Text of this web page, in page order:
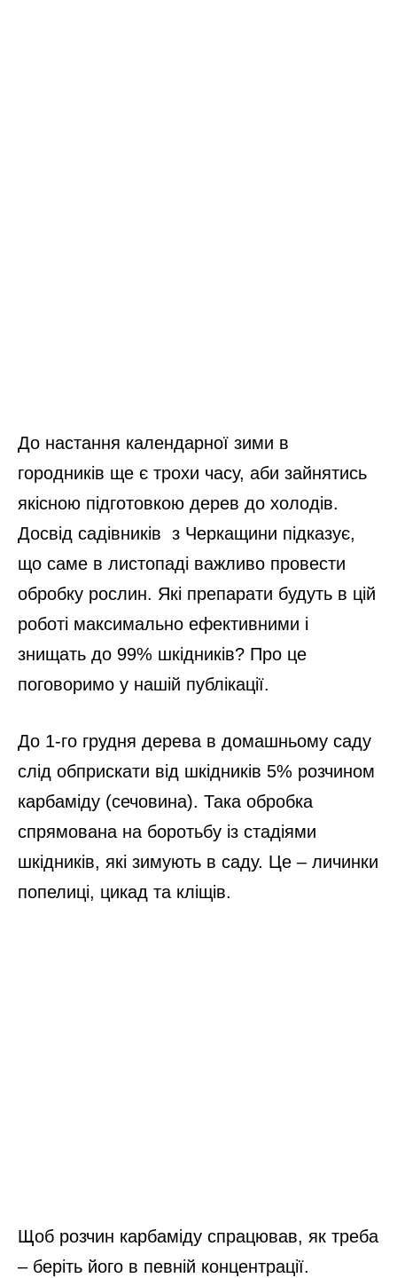
До настання календарної зими в
городників ще є трохи часу, аби зайнятись
якісною підготовкою дерев до холодів.
Досвід садівників з Черкащини підказує,
що саме в листопаді важливо провести
обробку рослин. Які препарати будуть в цій
роботі максимально ефективними і
знищать до 99% шкідників? Про це
поговоримо у нашій публікації.
До 1-го грудня дерева в домашньому саду
слід обприскати від шкідників 5% розчином
карбаміду (сечовина). Така обробка
спрямована на боротьбу із стадіями
шкідників, які зимують в саду. Це – личинки
попелиці, цикад та кліщів.
Щоб розчин карбаміду спрацював, як треба
– беріть його в певній концентрації.